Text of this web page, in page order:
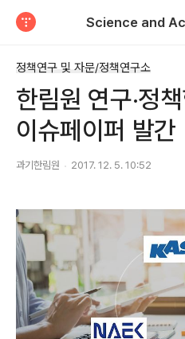
Science and
정책연구 및 자문/정책연구소
한림원 연구‧정
이슈페이퍼 발간
과기한림원 2017. 12. 5. 10:52